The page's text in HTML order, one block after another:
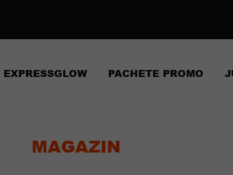
EXPRESSGLOW PACHETE PROMO
MAGAZIN